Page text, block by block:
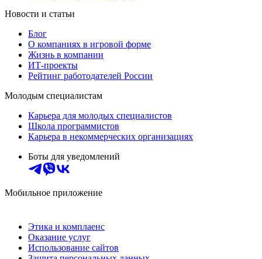
Новости и статьи
Блог
О компаниях в игровой форме
Жизнь в компании
ИТ-проекты
Рейтинг работодателей России
Молодым специалистам
Карьера для молодых специалистов
Школа программистов
Карьера в некоммерческих организациях
Боты для уведомлений
Мобильное приложение
Этика и комплаенс
Оказание услуг
Использование сайтов